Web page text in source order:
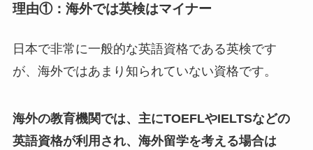
理由①：海外では英検はマイナー
日本で非常に一般的な英語資格である英検です
が、海外ではあまり知られていない資格です。
海外の教育機関では、主にTOEFLやIELTSなどの
英語資格が利用され、海外留学を考える場合は